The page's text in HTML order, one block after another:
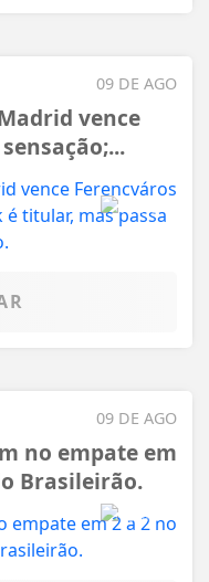
09 DE AGO
vence
09 DE AGO
no empate em
Brasileirão.